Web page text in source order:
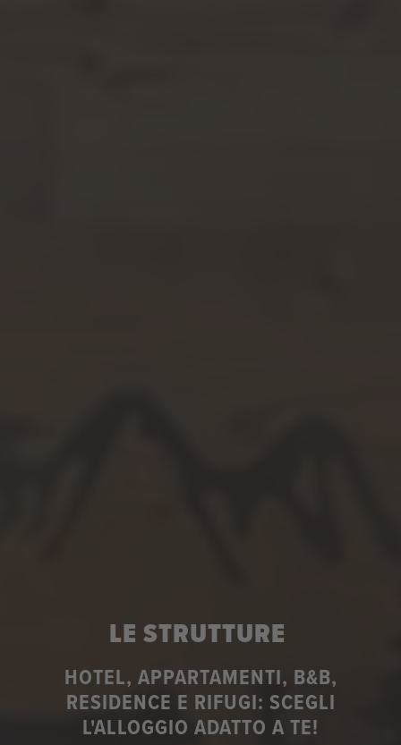
LE STRUTTURE
HOTEL, APPARTAMENTI, B&B,
RESIDENCE E RIFUGI: SCEGLI
L'ALLOGGIO ADATTO A TE!